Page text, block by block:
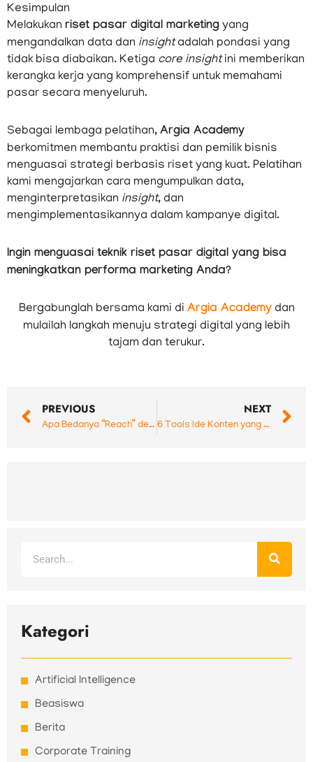
Kesimpulan
Melakukan riset pasar digital marketing yang
mengandalkan data dan insightadalah pondasi yang
tidak bisa diabaikan. Ketiga core insightini memberikan
kerangka kerja yang komprehensif untuk memahami
pasar secara menyeluruh.
Sebagai lembaga pelatihan, Argia Academy
berkomitmen membantu praktisi dan pemilik bisnis
menguasai strategi berbasis riset yang kuat. Pelatihan
kami mengajarkan cara mengumpulkan data,
menginterpretasikan insight, dan
mengimplementasikannya dalam kampanye digital.
Ingin menguasai teknik riset pasar digital yang bisa
meningkatkan performa marketing Anda?
Bergabunglah bersama kami di Argia Academydan
mulailah langkah menuju strategi digital yang lebih
tajam dan terukur.
PREVIOUS
Apa Bedanya “Reach” dengan “Views” dan “Impressions” dalam Digital Marketing?
NEXT
6 Tools Ide Konten yang Wajib Dieksplor Social Media Specialist
Kategori
Artificial Intelligence
Beasiswa
Berita
Corporate Training